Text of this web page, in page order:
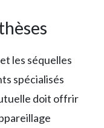
les séquelles
spécialisés
doit offrir